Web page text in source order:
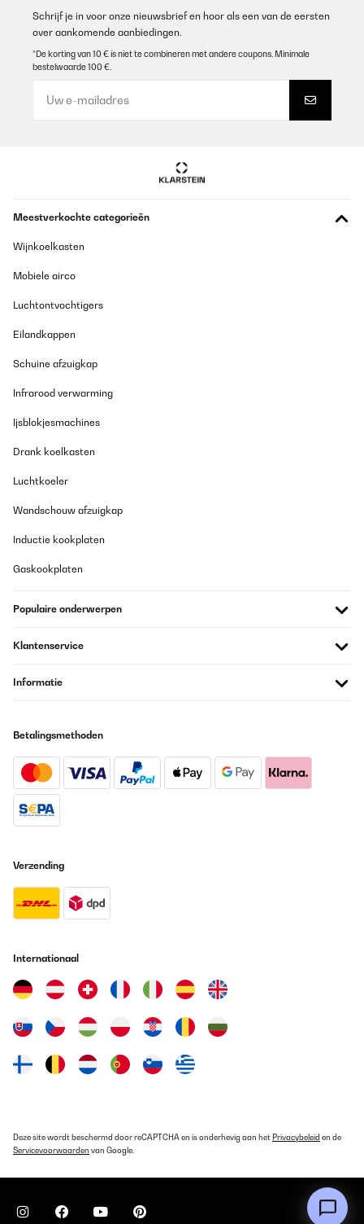
Schrijf je in voor onze nieuwsbrief en hoor als een van de eersten
over aankomende aanbiedingen.
*De korting van 10 € is niet te combineren met andere coupons. Minimale
bestelwaarde 100 €.
Meestverkochte categorieën
Wijnkoelkasten
Mobiele airco
Luchtontvochtigers
Eilandkappen
Schuine afzuigkap
Infrarood verwarming
Ijsblokjesmachines
Drank koelkasten
Luchtkoeler
Wandschouw afzuigkap
Inductie kookplaten
Gaskookplaten
Populaire onderwerpen
Klantenservice
Informatie
Betalingsmethoden
Verzending
Internationaal
Deze site wordt beschermd door reCAPTCHA en is onderhevig aan het Privacybeleid en de
Servicevoorwaarden van Google.